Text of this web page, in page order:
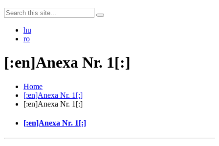
hu
ro
[:en]Anexa Nr. 1[:]
Home
[:en]Anexa Nr. 1[:]
[:en]Anexa Nr. 1[:]
[:en]Anexa Nr. 1[:]